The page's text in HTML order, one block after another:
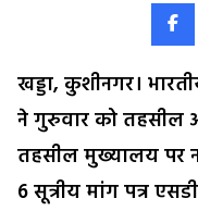
खड्डा, कुशीनगर।
ने गुरुवार को तहसील
तहसील मुख्यालय पर
6 सूत्रीय मांग पत्र